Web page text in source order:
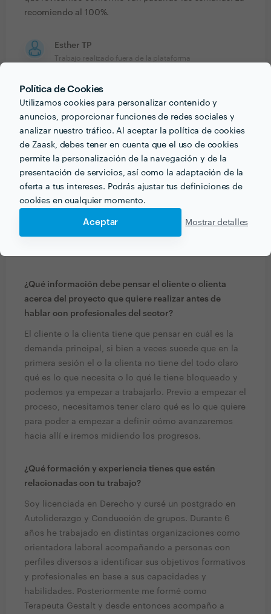
Política de Cookies
Utilizamos cookies para personalizar contenido y
anuncios, proporcionar funciones de redes sociales y
analizar nuestro tráfico. Al aceptar la política de cookies
de Zaask, debes tener en cuenta que el uso de cookies
permite la personalización de la navegación y de la
presentación de servicios, así como la adaptación de la
oferta a tus intereses. Podrás ajustar tus definiciones de
cookies en cualquier momento.
Aceptar Mostrar detalles
recomiendo al 100%.
Esther TP
Trabajo realizado fuera de la plataforma
Anna es una gran profesional que me ha acompañado
en mi proceso de reinvención profesional,
identificando qué era lo que me estaba bloqueando y
que no me dejaba avanzar y ayudándome a descubrir
todas las potencialidades que hay en mí. Siento que
era un proceso muy necesario para estar donde estoy
a día de hoy. Muy recomendable.
¿Qué información debe pensar el cliente o clienta
acerca del proyecto que quiere realizar antes de
hablar con profesionales del sector?
El cliente o la clienta tiene que pensar en cuál es la
demanda principal, si bien a veces sucede que en la
primera sesión el o la clienta no tiene del todo claro
qué es lo que necesita o lo qué le tiene bloqueado y
podemos ya empezar a trabajarlo. Previo a empezar el
proceso, necesitamos tener claro qué es lo que quiere
para poder a empezar a definir cómo avanzaremos
hacia allí e iremos midiendo los progresos.
¿Qué formación y experiencia tienes que estén
relacionadas con tu trabajo?
Soy licenciada en Derecho y cursé un postgrado en
Autoliderazgo y Conducción de grupos. Durante 6
años he trabajado en distintas organizaciones como
orientadora laboral acompañando a personas con
perfiles diversos a identificar sus objetivos formativos
y profesionales en base a sus capacidades y
habilidades. Posteriormente me formé como
Terapeuta Gestalt y desde entonces acompaño a